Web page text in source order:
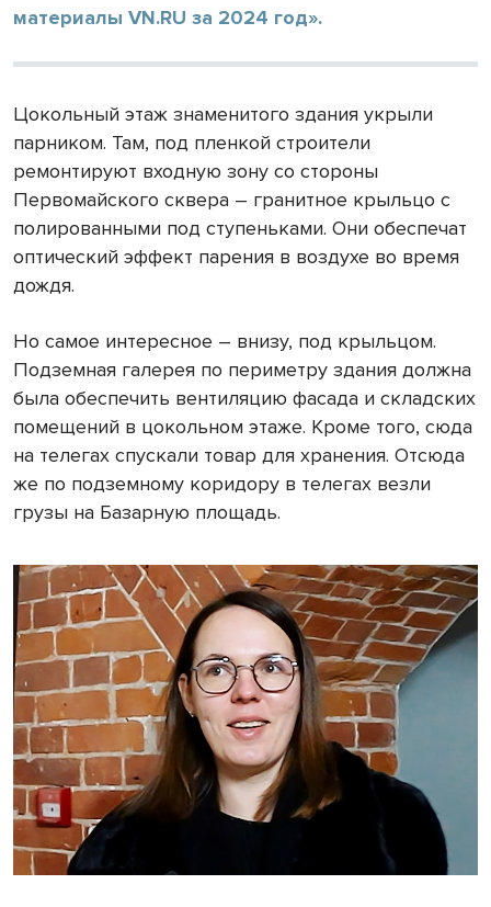
материалы VN.RU за 2024 год».
Цокольный этаж знаменитого здания укрыли
парником. Там, под пленкой строители
ремонтируют входную зону со стороны
Первомайского сквера ­– гранитное крыльцо с
полированными под ступеньками. Они обеспечат
оптический эффект парения в воздухе во время
дождя.
Но самое интересное – внизу, под крыльцом.
Подземная галерея по периметру здания должна
была обеспечить вентиляцию фасада и складских
помещений в цокольном этаже. Кроме того, сюда
на телегах спускали товар для хранения. Отсюда
же по подземному коридору в телегах везли
грузы на Базарную площадь.